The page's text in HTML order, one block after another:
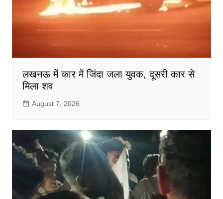
लखनऊ में कार में जिंदा जला युवक, दूसरी कार से
मिला शव
August 7, 2026